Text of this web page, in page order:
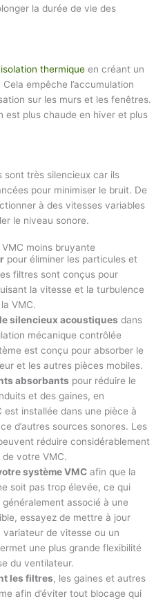
la durée de vie des
isolation thermique en créant un
empêche l’accumulation
sur les murs et les fenêtres.
est plus chaude en hiver et plus
sont très silencieux car ils
pour minimiser le bruit. De
à des vitesses variables
le niveau sonore.
moins bruyante
pour éliminer les particules et
filtres sont conçus pour
la vitesse et la turbulence
VMC.
silencieux acoustiques dans
mécanique contrôlée
est conçu pour absorber le
et les autres pièces mobiles.
absorbants pour réduire le
et des gaines, en
est installée dans une pièce à
d’autres sources sonores. Les
réduire considérablement
votre VMC.
système VMC afin que la
soit pas trop élevée, ce qui
associé à une
essayez de mettre à jour
de vitesse ou un
une plus grande flexibilité
du ventilateur.
les filtres, les gaines et autres
afin d’éviter tout blocage qui